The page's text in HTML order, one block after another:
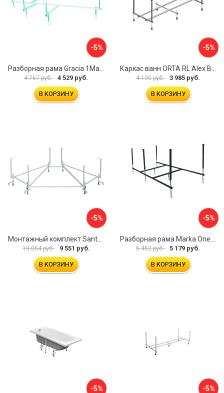
-5%
Разборная рама Gracia 1Marka 170 03гр1710
4 767 руб. 4 529 руб.
В КОРЗИНУ
-5%
Каркас ванн ORTA RL Alex Baitler KSO15
4 195 руб. 3 985 руб.
В КОРЗИНУ
-5%
10 054 руб. 9 551 руб.
В КОРЗИНУ
-5%
5 452 руб. 5 179 руб.
В КОРЗИНУ
-5% -5%